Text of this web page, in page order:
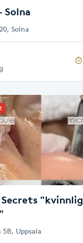
Solna
Solna
"kvinnlig
5B, Uppsala